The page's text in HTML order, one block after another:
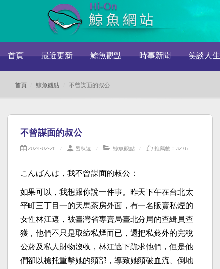
首頁 最近更新 鯨魚觀點 時事新聞 笑談人生
首頁 鯨魚觀點 不曾謀面的叔公
不曾謀面的叔公
2024-02-28 呂秋遠 鯨魚觀點 推薦數：3276
こんばんは，我不曾謀面的叔公：
如果可以，我想跟你說一件事。昨天下午在台北太
平町三丁目一的天馬茶房外面，有一名販賣私煙的
女性林江邁，被臺灣省專賣局臺北分局的查緝員查
獲，他們不只是取締私煙而已，還把私菸外的完稅
公菸及私人財物沒收，林江邁下跪求他們，但是他
們卻以槍托重擊她的頭部，導致她頭破血流、倒地